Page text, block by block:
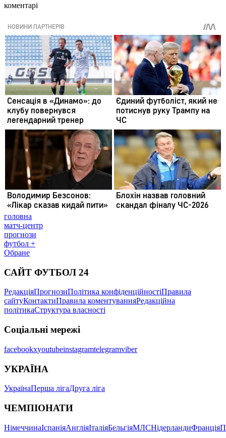
коментарі
головна
матч-центр
прогнози
футбол +
Обране
САЙТ ФУТБОЛ 24
РедакціяПрогнозиПолітика конфіденційностіПравила
сайтуКонтактиПравила коментуванняРедакційна
політикаСтруктура власності
Соціальні мережі
facebookxyoutubeinstagramtelegramviber
УКРАЇНА
УкраїнаПерша лігаДруга ліга
ЧЕМПІОНАТИ
НімеччинаІспаніяАнгліяІталіяБельгіяМЛСНідерландиФранція